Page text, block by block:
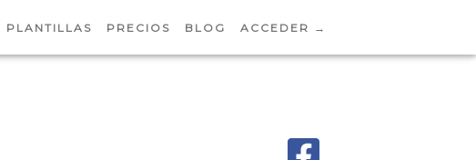
PLANTILLAS PRECIOS BLOG ACCEDER →